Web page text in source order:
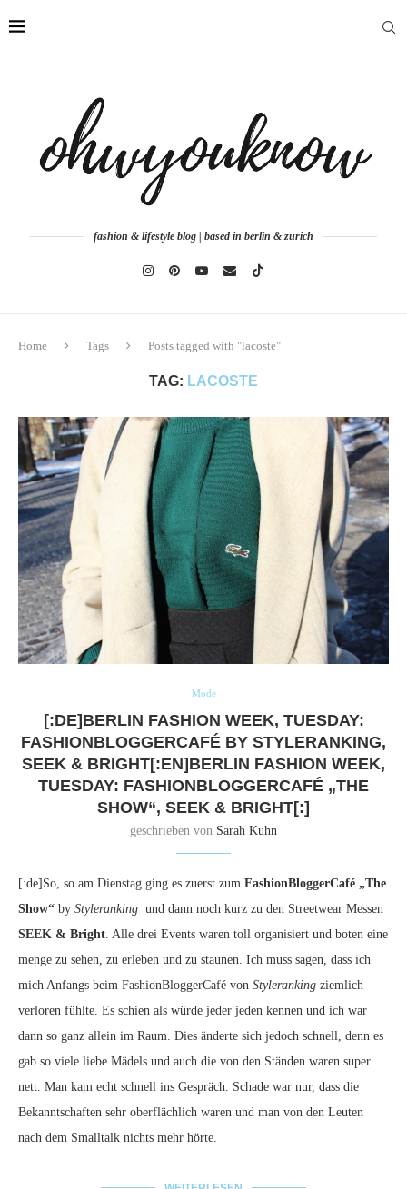
fashion & lifestyle blog | based in berlin & zurich
Home Tags Posts tagged with "lacoste"
TAG: LACOSTE
Mode
[:DE]BERLIN FASHION WEEK, TUESDAY:
FASHIONBLOGGERCAFÉ BY STYLERANKING,
SEEK & BRIGHT[:EN]BERLIN FASHION WEEK,
TUESDAY: FASHIONBLOGGERCAFÉ „THE
SHOW“, SEEK & BRIGHT[:]
geschrieben von Sarah Kuhn
[:de]So, so am Dienstag ging es zuerst zum FashionBloggerCafé „The
Show“ by Styleranking und dann noch kurz zu den Streetwear Messen
SEEK & Bright . Alle drei Events waren toll organisiert und boten eine
menge zu sehen, zu erleben und zu staunen. Ich muss sagen, dass ich
mich Anfangs beim FashionBloggerCafé von Styleranking ziemlich
verloren fühlte. Es schien als würde jeder jeden kennen und ich war
dann so ganz allein im Raum. Dies änderte sich jedoch schnell, denn es
gab so viele liebe Mädels und auch die von den Ständen waren super
nett. Man kam echt schnell ins Gespräch. Schade war nur, dass die
Bekanntschaften sehr oberflächlich waren und man von den Leuten
nach dem Smalltalk nichts mehr hörte.